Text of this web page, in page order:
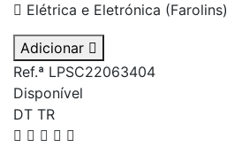
Elétrica e Eletrónica (Farolins)
Adicionar
Ref.ª LPSC22063404
Disponível
DT TR